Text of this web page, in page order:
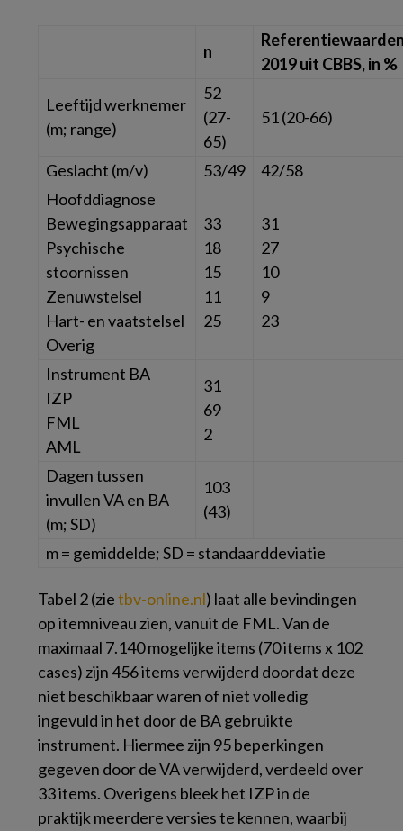
n
2019 uit CBBS, in %
Leeftijd werknemer
(m; range)
52
(27-
65)
51 (20-66)
Geslacht (m/v) 53/49
42/58
Hoofddiagnose
Bewegingsapparaat
Psychische
stoornissen
Zenuwstelsel
Hart- en vaatstelsel
Overig
33
18
15
11
25
31
27
10
9
23
Instrument BA
IZP
FML
AML
31
69
2
Dagen tussen
invullen VA en BA
(m; SD)
103
(43)
m = gemiddelde; SD = standaarddeviatie
Tabel 2 (zietbv-online.​nl) laat alle bevindingen
op itemniveau zien, vanuit de FML. Van de
maximaal 7.140 mogelijke items (70 items x 102
cases) zijn 456 items verwijderd doordat deze
niet beschikbaar waren of niet volledig
ingevuld in het door de BA gebruikte
instrument. Hiermee zijn 95 beperkingen
gegeven door de VA verwijderd, verdeeld over
33 items. Overigens bleek het IZP in de
praktijk meerdere versies te kennen, waarbij